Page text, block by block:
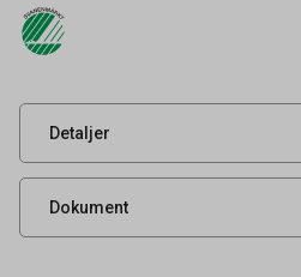
Detaljer
Volym
Leverantörens
UNSPSC
Dokument
Produktdatablad